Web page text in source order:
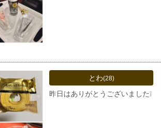
とわ(28)
昨日はありがとうございました❕